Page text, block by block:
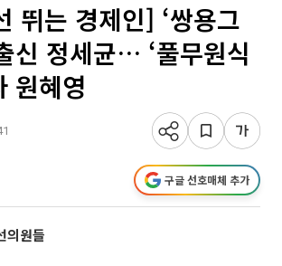
뛰는 경제인] ‘쌍용그
신 정세균… ‘풀무원식
원혜영
구글 선호매체 추가
의원들